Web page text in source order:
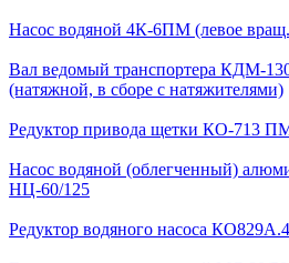
Насос водяной 4К-6ПМ (левое
Вал ведомый транспортера КДМ-
(натяжной, в сборе с натяжителями)
Редуктор привода щетки КО-713
Насос водяной (облегченный)
НЦ-60/125
Редуктор водяного насоса